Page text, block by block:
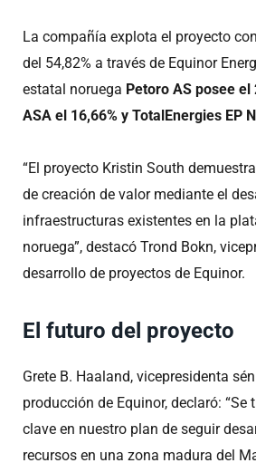
La compañía explota el proyecto
del 54,82% a través de Equinor
estatal noruega Petoro AS posee el
ASA el 16,66% y TotalEnergies EP
“El proyecto Kristin South
de creación de valor mediante el
infraestructuras existentes en la
noruega”, destacó Trond Bokn,
desarrollo de proyectos de Equinor.
El futuro del proyecto
Grete B. Haaland, vicepresidenta
producción de Equinor, declaró: “Se
clave en nuestro plan de seguir
recursos en una zona madura del